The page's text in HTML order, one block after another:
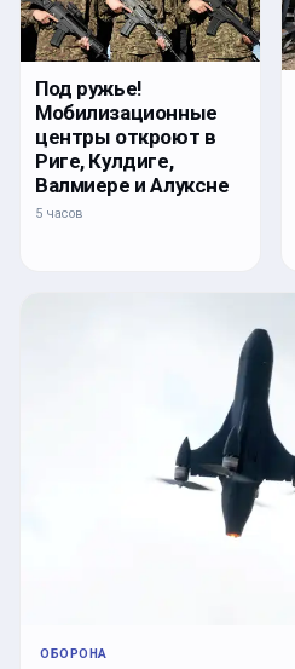
Под ружье!
Мобилизационные
центры откроют в
Риге, Кулдиге,
Валмиере и Алуксне
5 часов
ОБОРОНА